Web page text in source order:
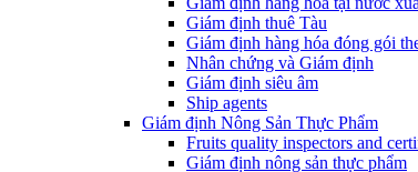
Giám định thuê Tàu
Giám định hàng hóa đóng gói
Nhân chứng và Giám định
Giám định siêu âm
Ship agents
Giám định Nông Sản Thực Phẩm
Fruits quality inspectors and
Giám định nông sản thực phẩm